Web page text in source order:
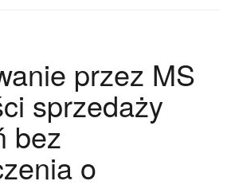
przez MS
sprzedaży
bez
o